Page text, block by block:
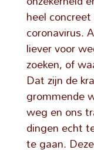
heel
coronavirus.
liever voor
zoeken, of
Dat zijn de
grommende
weg en ons
dingen echt
te gaan.